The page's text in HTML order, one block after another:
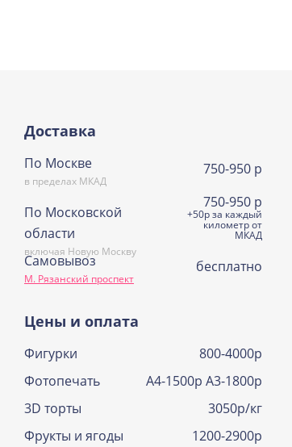
Доставка
По Москве
в пределах МКАД
750-950 р
По Московской
области
включая Новую Москву
750-950 р
+50р за каждый
километр от
МКАД
Самовывоз
М. Рязанский проспект
бесплатно
Цены и оплата
Фигурки
800-4000р
Фотопечать
А4-1500р А3-1800р
3D торты
3050р/кг
Фрукты и ягоды
1200-2900р